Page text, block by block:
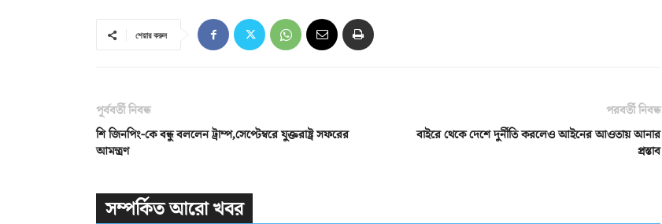
শেয়ার করুন
পূর্ববর্তী নিবন্ধ
শি জিনপিং-কে বন্ধু বললেন ট্রাম্প,সেপ্টেম্বরে যুক্তরাষ্ট্র সফরের
আমন্ত্রণ
পরবর্তী নিবন্ধ
বাইরে থেকে দেশে দুর্নীতি করলেও আইনের আওতায় আনার
প্রস্তাব
সম্পর্কিত আরো খবর